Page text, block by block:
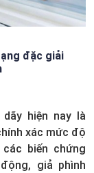
đặc giải
hiện nay là
xác mức độ
biến chứng
giả phình